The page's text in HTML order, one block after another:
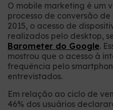
O mobile marketing é um
processo de conversão
2015, o acesso de
realizados pelo desktop,
Barometer do Google.
mostrou que o acesso à
frequência pelo
entrevistados.
Em relação ao ciclo de
46% dos usuários